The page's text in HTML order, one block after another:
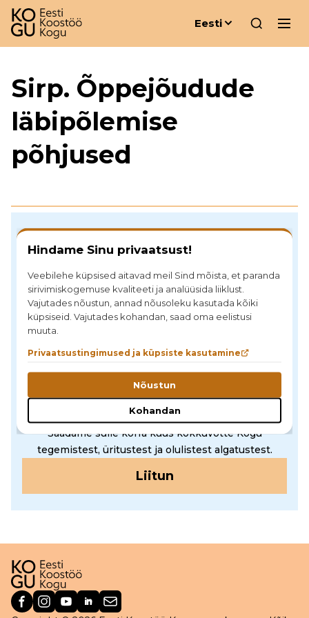
Eesti
Sirp. Õppejõudude
läbipõlemise
põhjused
Meie analüüsid, üritused ja soovitused on tasuta,
sest usume, et head ideed peavad olema
kättesaadavad kõigile. Sinu toetus aitab meil seda
hoida.
Liitu uudiskirjaga
Saadame sulle korra kuus kokkuvõtte Kogu
tegemistest, üritustest ja olulistest algatustest.
Liitun
Hindame Sinu privaatsust!
Veebilehe küpsised aitavad meil Sind mõista, et paranda
sirivimiskogemuse kvaliteeti ja analüüsida liiklust.
Vajutades nõustun, annad nõusoleku kasutada kõiki
küpsiseid. Vajutades kohandan, saad oma eelistusi
muuta.
Privaatsustingimused ja küpsiste kasutamine
Kohandan
Nõustun